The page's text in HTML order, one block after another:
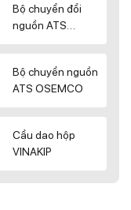
Bộ chuyển đổi
nguồn ATS
Bộ chuyển nguồn
ATS OSEMCO
Cầu dao hộp
VINAKIP